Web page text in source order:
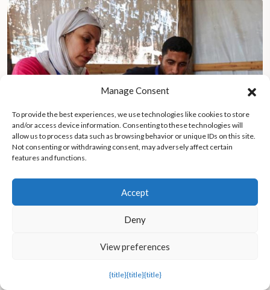
Un médico de Gaza pide un alto el fuego: los niños sufren
enfermedades y desplazamientos en medio de la crisis
Manage Consent
To provide the best experiences, we use technologies like cookies to store
and/or access device information. Consenting to these technologies will
allow us to process data such as browsing behavior or unique IDs on this site.
Not consenting or withdrawing consent, may adversely affect certain
features and functions.
Accept
Deny
View preferences
{title}{title}{title}